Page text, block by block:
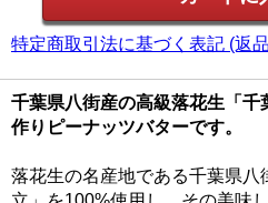
特定商取引法に基づく表記 (返
千葉県八街産の高級落花生「
作りピーナッツバターです。
落花生の名産地である千葉県